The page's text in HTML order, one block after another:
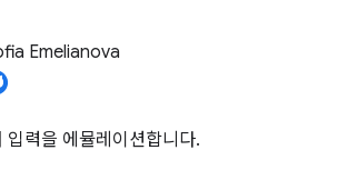
Emelianova
력을 에뮬레이션합니다.